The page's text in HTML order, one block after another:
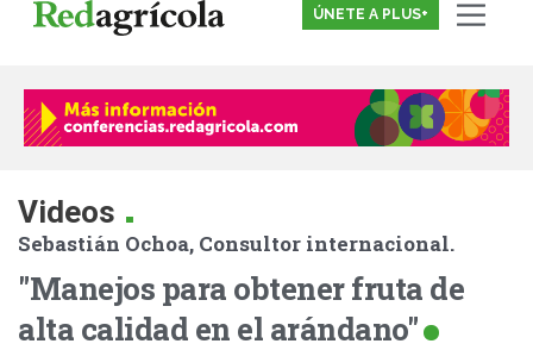
ÚNETE A PLUS+
Videos .
Sebastián Ochoa, Consultor internacional.
"Manejos para obtener fruta de
alta calidad en el arándano"